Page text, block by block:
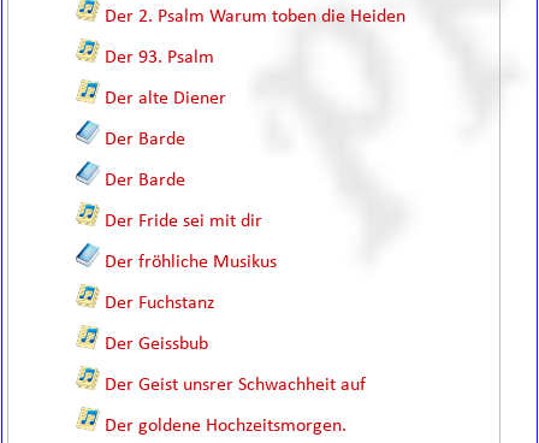
Der 2. Psalm Warum toben die Heiden
Der 93. Psalm
Der alte Diener
Der Barde
Der Barde
Der Fride sei mit dir
Der fröhliche Musikus
Der Fuchstanz
Der Geissbub
Der Geist unsrer Schwachheit auf
Der goldene Hochzeitsmorgen.